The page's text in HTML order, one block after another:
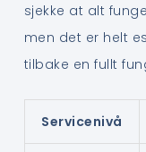
sjekke at alt
men det er helt
tilbake en fullt
Servicenivå